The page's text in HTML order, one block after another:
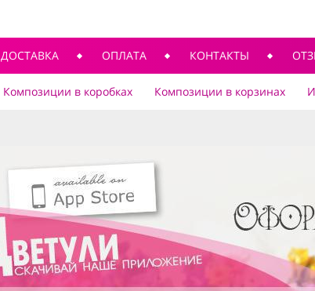
ДОСТАВКА ОПЛАТА КОНТАКТЫ
Композиции в коробках Композиции в корзинах